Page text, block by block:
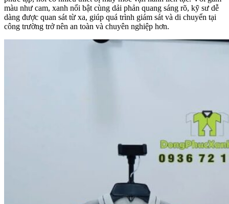
màu như cam, xanh nổi bật cùng dải phản quang sáng rõ, kỹ sư dễ
dàng được quan sát từ xa, giúp quá trình giám sát và di chuyển tại
công trường trở nên an toàn và chuyên nghiệp hơn.